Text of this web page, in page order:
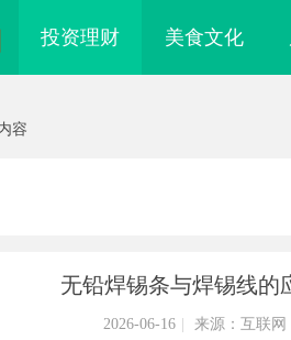
投资理财 美食文化
容
无铅焊锡条与焊锡线的
2026-06-16 来源：互联网